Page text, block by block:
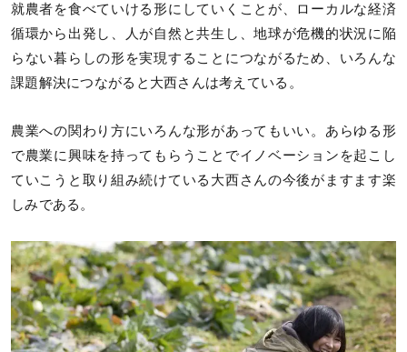
就農者を食べていける形にしていくことが、ローカルな経済
循環から出発し、人が自然と共生し、地球が危機的状況に陥
らない暮らしの形を実現することにつながるため、いろんな
課題解決につながると大西さんは考えている。
農業への関わり方にいろんな形があってもいい。あらゆる形
で農業に興味を持ってもらうことでイノベーションを起こし
ていこうと取り組み続けている大西さんの今後がますます楽
しみである。